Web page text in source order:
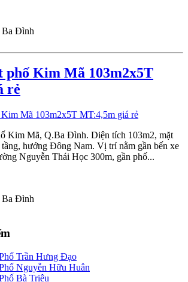
Ba Đình
phố Kim Mã 103m2x5T
rẻ
Kim Mã, Q.Ba Đình. Diện tích 103m2, mặt
hướng Đông Nam. Vị trí nằm gần bến xe
Nguyễn Thái Học 300m, gần phố...
Ba Đình
Trần Hưng Đạo
Nguyễn Hữu Huân
Bà Triệu